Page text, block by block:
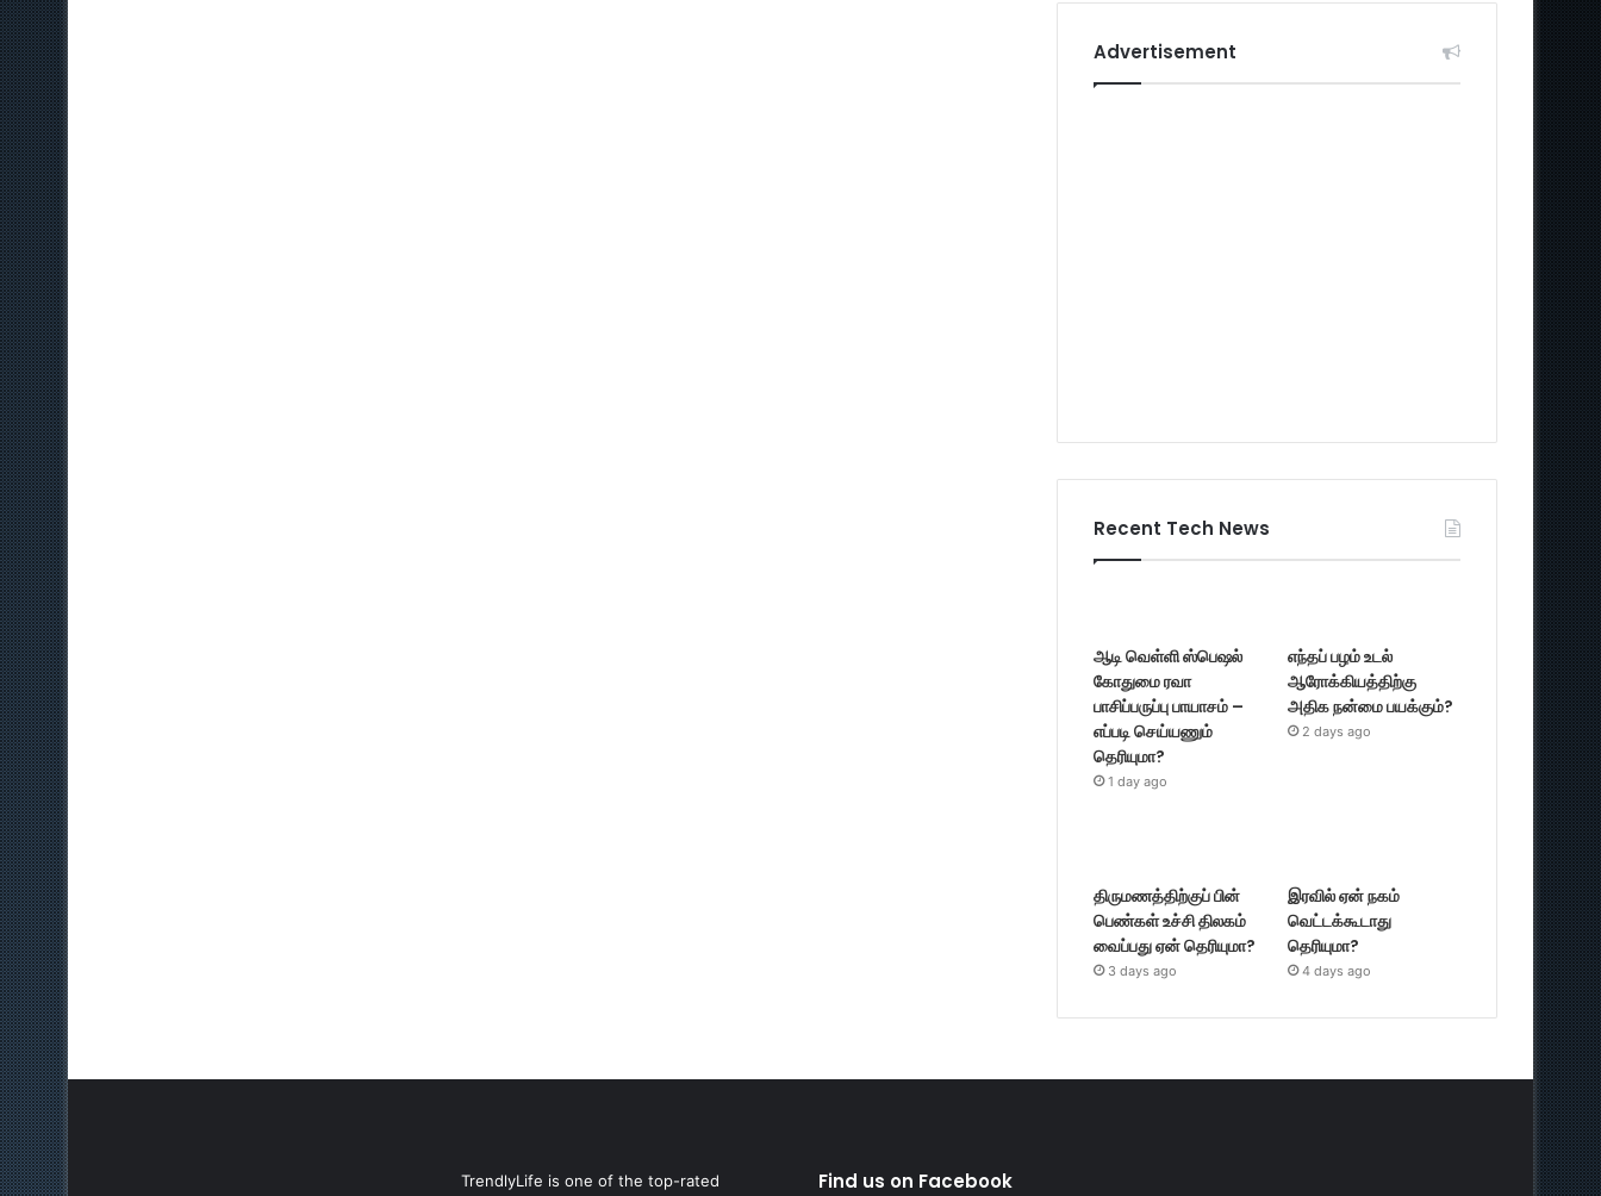
Advertisement
Recent Tech News
ஆடி வெள்ளி ஸ்பெஷல்
கோதுமை ரவா
பாசிப்பருப்பு பாயாசம் –
எப்படி செய்யணும்
தெரியுமா?
1 day ago
எந்தப் பழம் உடல்
ஆரோக்கியத்திற்கு
அதிக நன்மை பயக்கும்?
2 days ago
திருமணத்திற்குப் பின்
பெண்கள் உச்சி திலகம்
வைப்பது ஏன் தெரியுமா?
3 days ago
இரவில் ஏன் நகம்
வெட்டக்கூடாது
தெரியுமா?
4 days ago
TrendlyLife is one of the top-rated Find us on Facebook